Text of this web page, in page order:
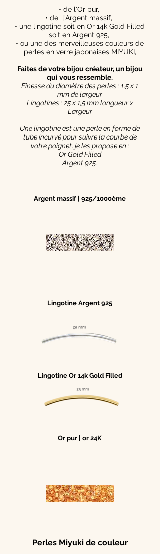
• de l'Or pur,
• de l'Argent massif,
• une lingotine soit en Or 14k Gold Filled
soit en Argent 925,
• ou une des merveilleuses couleurs de
perles en verre japonaises MIYUKI,
Faites de votre bijou créateur, un bijou
qui vous ressemble.
Finesse du diamètre des perles : 1,5 x 1
mm de largeur
Lingotines : 25 x 1,5 mm longueur x
Largeur
Une lingotine est une perle en forme de
tube incurvé pour suivre la courbe de
votre poignet, je les propose en :
Or Gold Filled
Argent 925.
Argent massif | 925/1000ème
Lingotine Argent 925
Lingotine Or 14k Gold Filled
Or pur | or 24K
Perles Miyuki de couleur